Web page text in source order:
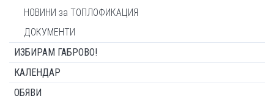
НОВИНИ за ТОПЛОФИКАЦИЯ
ДОКУМЕНТИ
ИЗБИРАМ ГАБРОВО!
КАЛЕНДАР
ОБЯВИ